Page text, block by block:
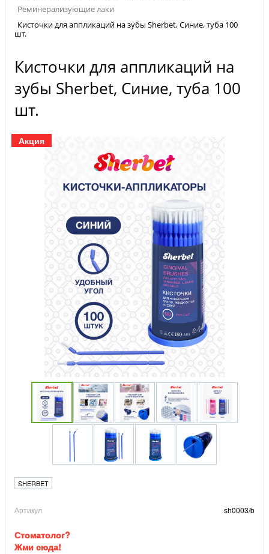
Реминерализующие лаки
Кисточки для аппликаций на зубы Sherbet, Синие, туба 100
шт.
Кисточки для аппликаций на
зубы Sherbet, Синие, туба 100
шт.
Акция
SHERBET
Артикул sh0003/b
Стоматолог?
Жми сюда!